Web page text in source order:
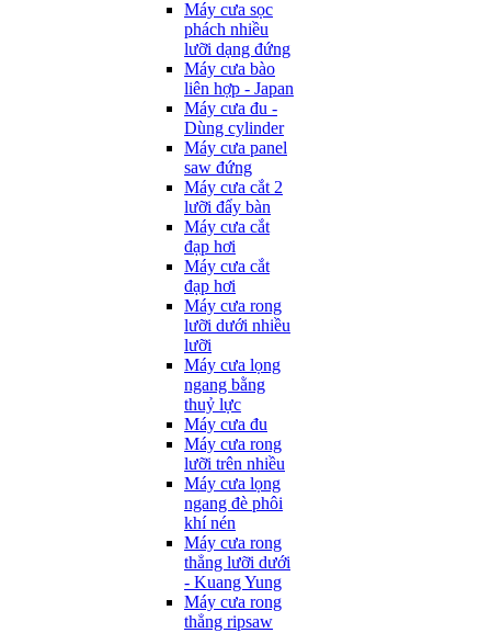
Máy cưa sọc
phách nhiều
lưỡi dạng đứng
Máy cưa bào
liên hợp - Japan
Máy cưa đu -
Dùng cylinder
Máy cưa panel
saw đứng
Máy cưa cắt 2
lưỡi đẩy bàn
Máy cưa cắt
đạp hơi
Máy cưa cắt
đạp hơi
Máy cưa rong
lưỡi dưới nhiều
lưỡi
Máy cưa lọng
ngang bằng
thuỷ lực
Máy cưa đu
Máy cưa rong
lưỡi trên nhiều
Máy cưa lọng
ngang đè phôi
khí nén
Máy cưa rong
thẳng lưỡi dưới
- Kuang Yung
Máy cưa rong
thẳng ripsaw